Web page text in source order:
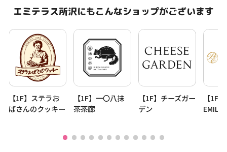
エミテラス所沢にもこんなショップがございます
【1F】ステラお
ばさんのクッキー
【1F】一〇八抹
茶茶廊
【1F】チーズガー
デン
【1F
EMILE